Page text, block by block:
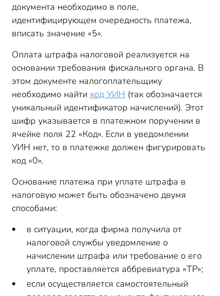
документа необходимо в поле,
идентифицирующем очередность платежа,
вписать значение «5».
Оплата штрафа налоговой реализуется на
основании требования фискального органа. В
этом документе налогоплательщику
необходимо найти код УИН (так обозначается
уникальный идентификатор начислений). Этот
шифр указывается в платежном поручении в
ячейке поля 22 «Код». Если в уведомлении
УИН нет, то в платежке должен фигурировать
код «0».
Основание платежа при уплате штрафа в
налоговую может быть обозначено двумя
способами:
в ситуации, когда фирма получила от
налоговой службы уведомление о
начислении штрафа или требование о его
уплате, проставляется аббревиатура «ТР»;
если осуществляется самостоятельный